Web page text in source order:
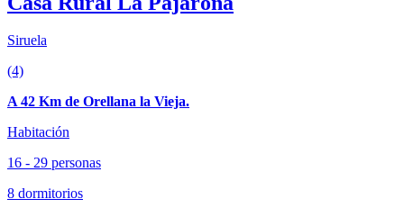
Siruela
(4)
A 42 Km de Orellana la Vieja.
Habitación
16 - 29 personas
8 dormitorios